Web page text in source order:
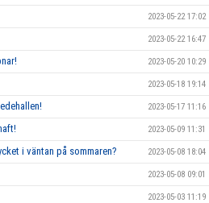
2023-05-22 17:02
2023-05-22 16:47
2023-05-20 10:29
2023-05-18 19:14
2023-05-17 11:16
2023-05-09 11:31
i väntan på sommaren? 2023-05-08 18:04
2023-05-08 09:01
2023-05-03 11:19